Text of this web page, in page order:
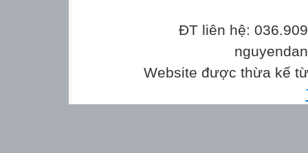
ĐT liên hệ:
Website được thừa kế